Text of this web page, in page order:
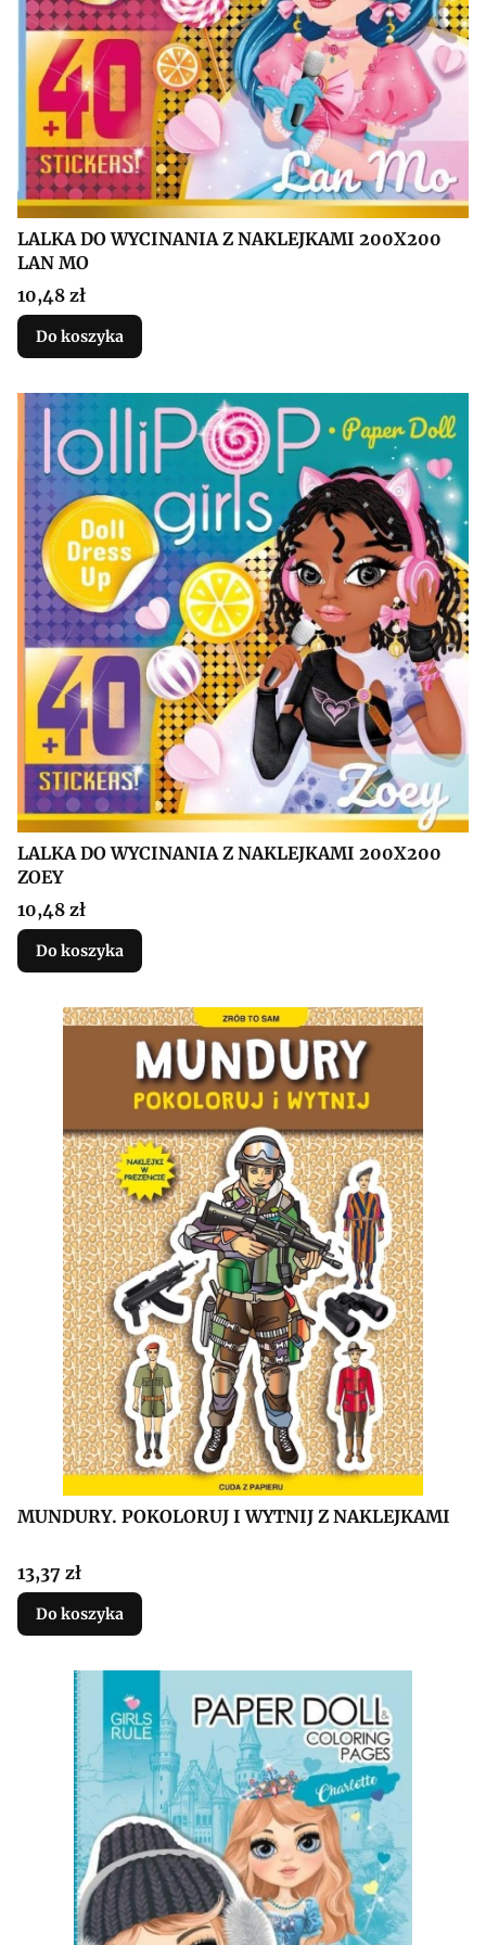
LALKA DO WYCINANIA Z NAKLEJKAMI 200X200
LAN MO
Cena
10,48 zł
Do koszyka
LALKA DO WYCINANIA Z NAKLEJKAMI 200X200
ZOEY
Cena
10,48 zł
Do koszyka
MUNDURY. POKOLORUJ I WYTNIJ Z NAKLEJKAMI
Cena
13,37 zł
Do koszyka